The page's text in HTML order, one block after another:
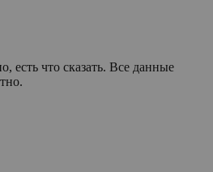
есть что сказать. Все данные